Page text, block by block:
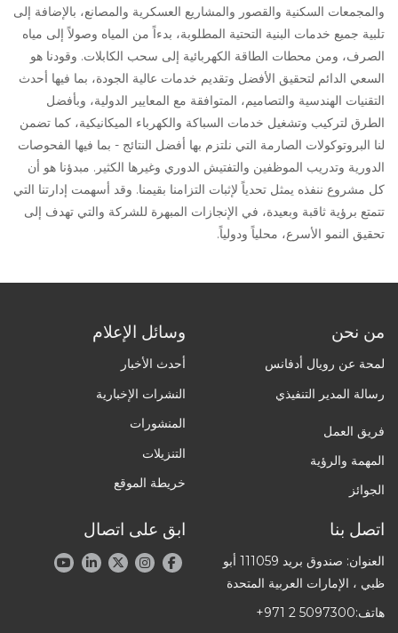
والمجمعات السكنية والقصور والمشاريع العسكرية والمصانع، بالإضافة إلى
تلبية جميع خدمات البنية التحتية المطلوبة، بدءاً من المياه وصولاً إلى مياه
الصرف، ومن محطات الطاقة الكهربائية إلى سحب الكابلات. وقودنا هو
السعي الدائم لتحقيق الأفضل وتقديم خدمات عالية الجودة، بما فيها أحدث
التقنيات الهندسية والتصاميم، المتوافقة مع المعايير الدولية، وبأفضل
الطرق لتركيب وتشغيل خدمات السباكة والكهرباء الميكانيكية، كما تضمن
لنا البروتوكولات الصارمة التي نلتزم بها أفضل النتائج - بما فيها الفحوصات
الدورية وتدريب الموظفين والتفتيش الدوري وغيرها الكثير. مبدؤنا هو أن
كل مشروع ننفذه يمثل تحدياً لإثبات التزامنا بقيمنا. وقد أسهمت إدارتنا التي
تتمتع برؤية ثاقبة وبعيدة، في الإنجازات المبهرة للشركة والتي تهدف إلى
تحقيق النمو الأسرع، محلياً ودولياً.
من نحن
لمحة عن رويال أدفانس
رسالة المدير التنفيذي
فريق العمل
المهمة والرؤية
الجوائز
وسائل الإعلام
أحدث الأخبار
النشرات الإخبارية
المنشورات
التنزيلات
خريطة الموقع
اتصل بنا
العنوان: صندوق بريد 111059 أبو
ظبي ، الإمارات العربية المتحدة
هاتف:+971 2 5097300
ابق على اتصال